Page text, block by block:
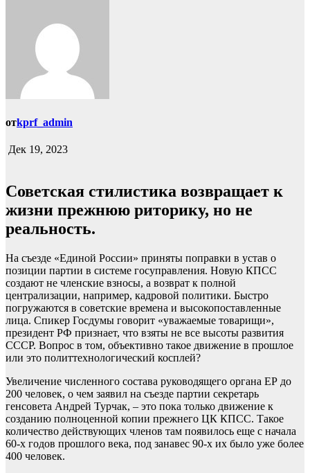
отkprf_admin
Дек 19, 2023
Советская стилистика возвращает к
жизни прежнюю риторику, но не
реальность.
На съезде «Единой России» приняты поправки в устав о
позиции партии в системе госуправления. Новую КПСС
создают не членские взносы, а возврат к полной
централизации, например, кадровой политики. Быстро
погружаются в советские времена и высокопоставленные
лица. Спикер Госдумы говорит «уважаемые товарищи»,
президент РФ признает, что взяты не все высоты развития
СССР. Вопрос в том, объективно такое движение в прошлое
или это политтехнологический косплей?
Увеличение численного состава руководящего органа ЕР до
200 человек, о чем заявил на съезде партии секретарь
генсовета Андрей Турчак, – это пока только движение к
созданию полноценной копии прежнего ЦК КПСС. Такое
количество действующих членов там появилось еще с начала
60-х годов прошлого века, под занавес 90-х их было уже более
400 человек.